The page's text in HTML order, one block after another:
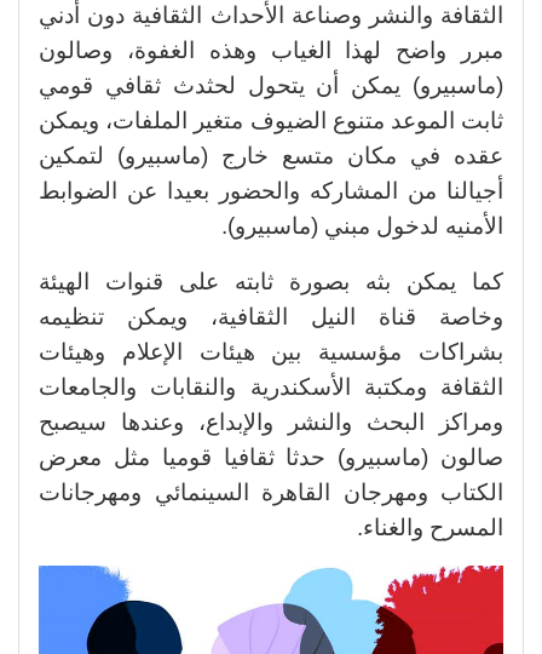
الثقافة والنشر وصناعة الأحداث الثقافية دون أدني
مبرر واضح لهذا الغياب وهذه الغفوة، وصالون
(ماسبيرو) يمكن أن يتحول لحثدث ثقافي قومي
ثابت الموعد متنوع الضيوف متغير الملفات، ويمكن
عقده في مكان متسع خارج (ماسبيرو) لتمكين
أجيالنا من المشاركه والحضور بعيدا عن الضوابط
الأمنيه لدخول مبني (ماسبيرو).
كما يمكن بثه بصورة ثابته على قنوات الهيئة
وخاصة قناة النيل الثقافية، ويمكن تنظيمه
بشراكات مؤسسية بين هيئات الإعلام وهيئات
الثقافة ومكتبة الأسكندرية والنقابات والجامعات
ومراكز البحث والنشر والإبداع، وعندها سيصبح
صالون (ماسبيرو) حدثا ثقافيا قوميا مثل معرض
الكتاب ومهرجان القاهرة السينمائي ومهرجانات
المسرح والغناء.